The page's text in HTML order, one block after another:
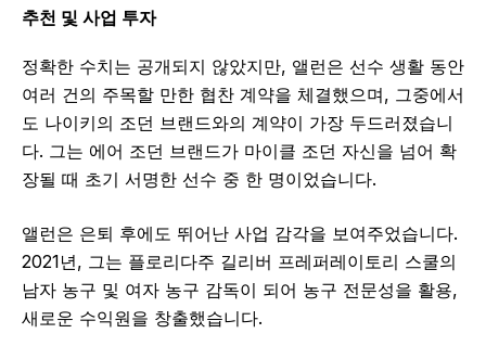
추천 및 사업 투자
정확한 수치는 공개되지 않았지만, 앨런은 선수 생활 동안
여러 건의 주목할 만한 협찬 계약을 체결했으며, 그중에서
도 나이키의 조던 브랜드와의 계약이 가장 두드러졌습니
다. 그는 에어 조던 브랜드가 마이클 조던 자신을 넘어 확
장될 때 초기 서명한 선수 중 한 명이었습니다.
앨런은 은퇴 후에도 뛰어난 사업 감각을 보여주었습니다.
2021년, 그는 플로리다주 길리버 프레퍼레이토리 스쿨의
남자 농구 및 여자 농구 감독이 되어 농구 전문성을 활용,
새로운 수익원을 창출했습니다.